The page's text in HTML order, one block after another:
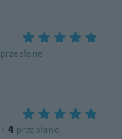
przesłane
· 4 przesłane